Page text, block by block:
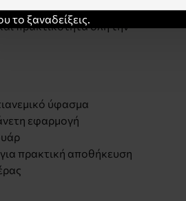
το ξαναδείξεις.
και η ελαφριά
πρακτικότητα όλη την
ύφασμα
εφαρμογή
πρακτική αποθήκευση